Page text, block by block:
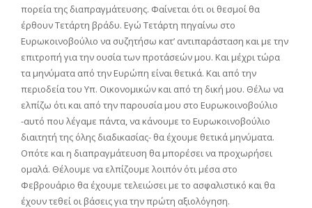
πορεία της διαπραγμάτευσης. Φαίνεται ότι οι θεσμοί θα
έρθουν Τετάρτη βράδυ. Εγώ Τετάρτη πηγαίνω στο
Ευρωκοινοβούλιο να συζητήσω κατ’ αντιπαράσταση και με την
επιτροπή για την ουσία των προτάσεών μου. Και μέχρι τώρα
τα μηνύματα από την Ευρώπη είναι θετικά. Και από την
περιοδεία του Υπ. Οικονομικών και από τη δική μου. Θέλω να
ελπίζω ότι και από την παρουσία μου στο Ευρωκοινοβούλιο
-αυτό που λέγαμε πάντα, να κάνουμε το Ευρωκοινοβούλιο
διαιτητή της όλης διαδικασίας- θα έχουμε θετικά μηνύματα.
Οπότε και η διαπραγμάτευση θα μπορέσει να προχωρήσει
ομαλά. Θέλουμε να ελπίζουμε λοιπόν ότι μέσα στο
Φεβρουάριο θα έχουμε τελειώσει με το ασφαλιστικό και θα
έχουν τεθεί οι βάσεις για την πρώτη αξιολόγηση.